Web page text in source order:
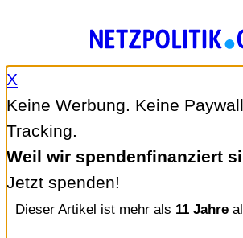
springen
X
Keine Werbung. Keine
Tracking.
Weil wir spendenfinanziert
Jetzt spenden!
Dieser Artikel ist mehr als 11 Jahre